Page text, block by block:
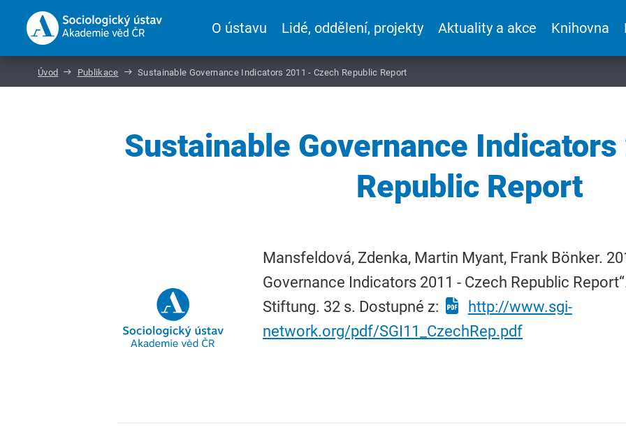
O ústavu Lidé, oddělení, projekty Aktuality a akce Knihovna
Úvod Publikace Sustainable Governance Indicators 2011 - Czech Republic Report
Sustainable Governance
Republic Report
Mansfeldová, Zdenka, Martin Myant, Frank Bönker.
Governance Indicators 2011 - Czech Republic
Stiftung. 32 s. Dostupné z:
http://www.sgi-
network.org/pdf/SGI11_CzechRep.pdf